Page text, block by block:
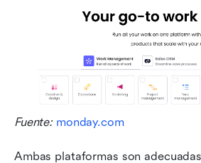
Fuente: monday.com
Ambas plataformas son